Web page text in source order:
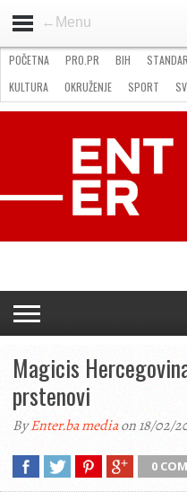
←Menu
STANDARD
GOSPODARSTVO
OKRUŽENJE
POČETNA PRO.PR BIH
KULTURA
OKRUŽENJE SPORT
NATJEČAJI
FILMING LOCATION IN BH
Magicis
prstenovi
ByEnter.ba mediaon 18/02/
0